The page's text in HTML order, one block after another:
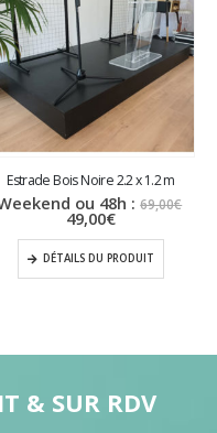
Estrade Bois Noire 2.2 x 1.2 m
ou 48h :69,00€
49,00€Le
actuel
est :
49,00€.
DÉTAILS DU PRODUIT
& SUR RDV